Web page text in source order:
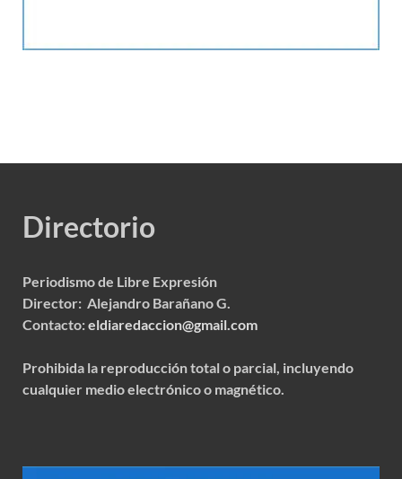
Directorio
Periodismo de Libre Expresión
Director: Alejandro Barañano G.
Contacto:eldiaredaccion@gmail.com
Prohibida la reproducción total o parcial, incluyendo
cualquier medio electrónico o magnético.